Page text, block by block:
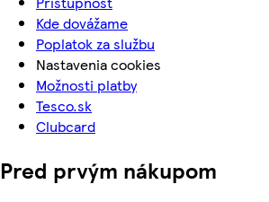
Kde dovážame
Poplatok za službu
Nastavenia cookies
Možnosti platby
Tesco.sk
Clubcard
Pred prvým nákupom